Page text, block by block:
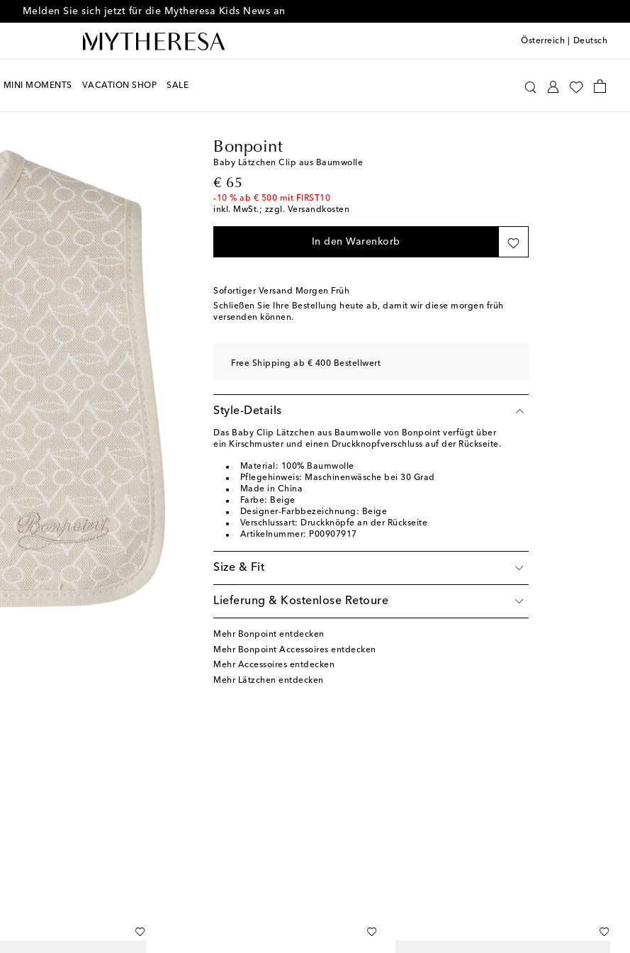
Melden Sie sich jetzt für die Mytheresa Kids News an
Österreich Deutsch
MINI MOMENTS VACATION SHOP SALE
Bonpoint
Baby Lätzchen Clip aus Baumwolle
€ 65
original price
-10 % ab € 500 mit FIRST10
inkl. MwSt.; zzgl. Versandkosten
In den Warenkorb
Sofortiger Versand Morgen Früh
Schließen Sie Ihre Bestellung heute ab, damit wir diese morgen früh
versenden können.
Free Shipping ab € 400 Bestellwert
Style-Details
Das Baby Clip Lätzchen aus Baumwolle von Bonpoint verfügt über
ein Kirschmuster und einen Druckknopfverschluss auf der Rückseite.
Material: 100% Baumwolle
Pflegehinweis: Maschinenwäsche bei 30 Grad
Made in China
Farbe: Beige
Designer-Farbbezeichnung: Beige
Verschlussart: Druckknöpfe an der Rückseite
Artikelnummer: P00907917
Size & Fit
Lieferung & Kostenlose Retoure
Mehr Bonpoint entdecken
Mehr Bonpoint Accessoires entdecken
Mehr Accessoires entdecken
Mehr Lätzchen entdecken